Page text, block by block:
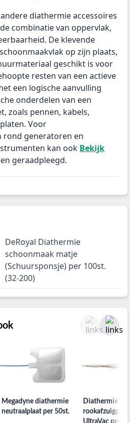
diathermie accessoires
combinatie van oppervlak,
De klevende
op zijn plaats,
geschikt is voor
resten van een actieve
een logische aanvulling
onderdelen van een
zoals pennen, kabels,
Voor
generatoren en
kan ook Bekijk
geraadpleegd.
DeRoyal Diathermie
schoonmaak matje
(Schuursponsje) per 100st.
(32-200)
Megadyne diathermie
neutraalplaat per 50st.
Diathermie
UltraVac per